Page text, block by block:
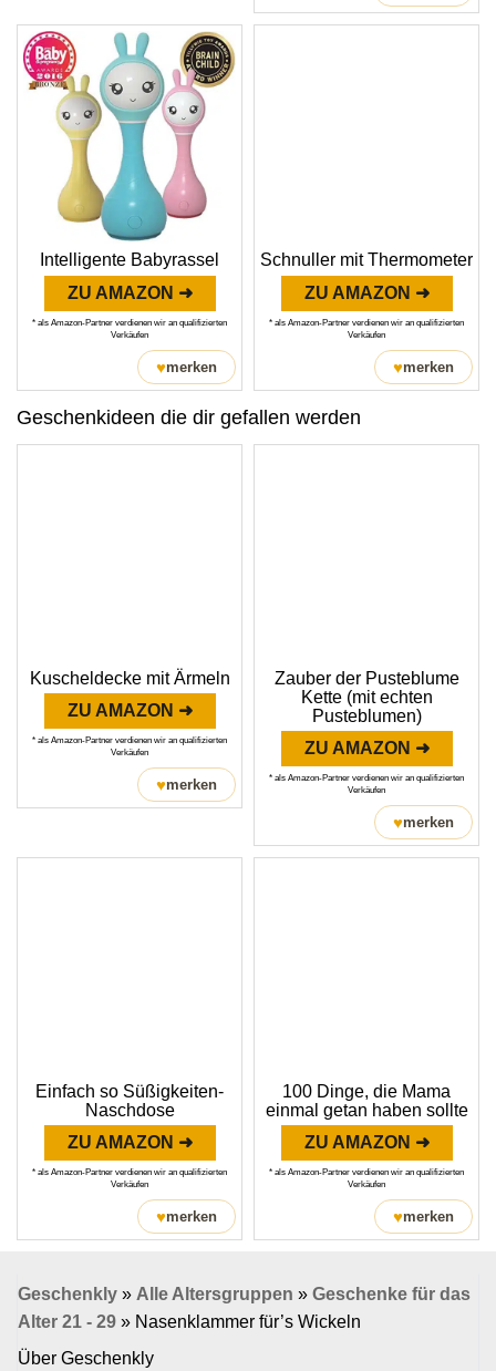
Intelligente Babyrassel
ZU AMAZON ➜
* als Amazon-Partner verdienen wir an qualifizierten
Verkäufen
♥merken
Schnuller mit Thermometer
ZU AMAZON ➜
* als Amazon-Partner verdienen wir an qualifizierten
Verkäufen
♥merken
Geschenkideen die dir gefallen werden
Kuscheldecke mit Ärmeln
ZU AMAZON ➜
* als Amazon-Partner verdienen wir an qualifizierten
Verkäufen
♥merken
Zauber der Pusteblume
Kette (mit echten
Pusteblumen)
ZU AMAZON ➜
* als Amazon-Partner verdienen wir an qualifizierten
Verkäufen
♥merken
Einfach so Süßigkeiten-
Naschdose
ZU AMAZON ➜
* als Amazon-Partner verdienen wir an qualifizierten
Verkäufen
♥merken
100 Dinge, die Mama
einmal getan haben sollte
ZU AMAZON ➜
* als Amazon-Partner verdienen wir an qualifizierten
Verkäufen
♥merken
Geschenkly » Alle Altersgruppen » Geschenke für das
Alter 21 - 29 » Nasenklammer für’s Wickeln
Über Geschenkly